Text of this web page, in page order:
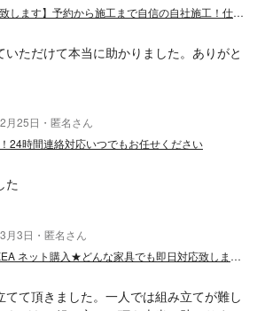
【複数個の依頼で値引き致します】予約から施工まで自信の自社施工！仕上がり保証あり
いただけて本当に助かりました。ありがと
月25日・匿名さん
24時間連絡対応いつでもお任せください
た
月3日・匿名さん
【セール中】★ニトリ IKEA ネット購入★どんな家具でも即日対応致します！
てて頂きました。一人では組み立てが難し